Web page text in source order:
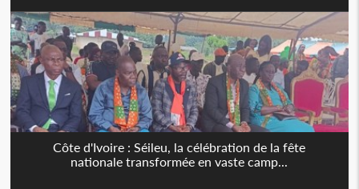
Côte d'Ivoire : Séileu, la célébration de la fête
nationale transformée en vaste camp...